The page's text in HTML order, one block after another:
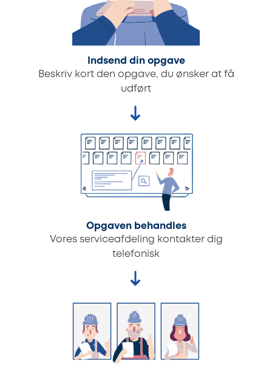
Indsend din opgave
Beskriv kort den opgave, du ønsker at få
udført
Opgaven behandles
Vores serviceafdeling kontakter dig
telefonisk